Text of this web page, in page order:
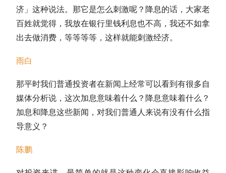
济」这种说法。那它是怎么刺激呢？降息的话，大家老
百姓就觉得，我放在银行里钱利息也不高，我还不如拿
出去做消费，等等等等，这样就能刺激经济。
雨白
那平时我们普通投资者在新闻上经常可以看到有很多自
媒体分析说，这次加息意味着什么？降息意味着什么？
加息和降息这些新闻，对我们普通人来说有没有什么指
导意义？
陈鹏